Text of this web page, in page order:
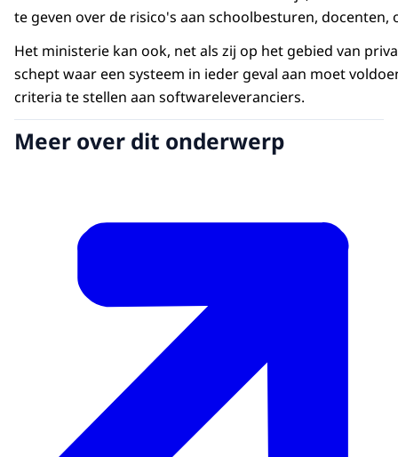
te geven over de risico's aan schoolbesturen,
Het ministerie kan ook, net als zij op het gebied van
schept waar een systeem in ieder geval aan moet
criteria te stellen aan softwareleveranciers.
Meer over dit onderwerp